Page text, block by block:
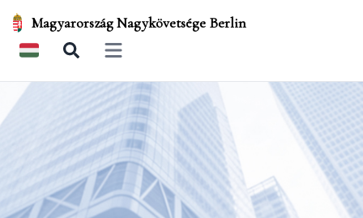
Magyarország Nagykövetsége Berlin
Open main menu